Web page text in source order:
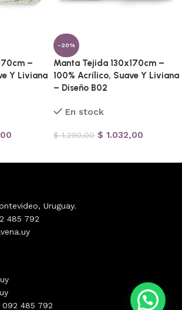
–
Y Liviana
-20%
Manta Tejida 130x170cm –
100% Acrílico, Suave Y Liviana
– Diseño B02
En stock
$1.290,00 $ 1.032,00
Uruguay.
485 792
485 792